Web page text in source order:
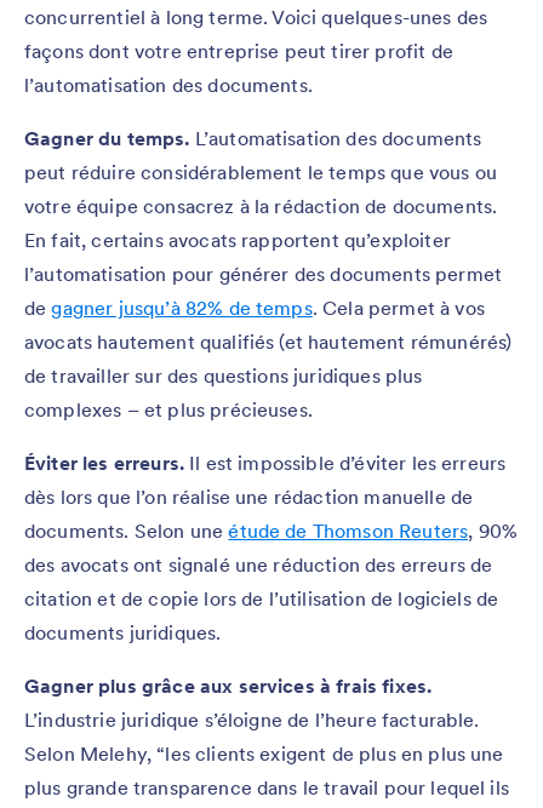
concurrentiel à long terme. Voici quelques-unes des
façons dont votre entreprise peut tirer profit de
l’automatisation des documents.
Gagner du temps. L’automatisation des documents
peut réduire considérablement le temps que vous ou
votre équipe consacrez à la rédaction de documents.
En fait, certains avocats rapportent qu’exploiter
l’automatisation pour générer des documents permet
degagner jusqu’à 82% de temps. Cela permet à vos
avocats hautement qualifiés (et hautement rémunérés)
de travailler sur des questions juridiques plus
complexes – et plus précieuses.
Éviter les erreurs. Il est impossible d’éviter les erreurs
dès lors que l’on réalise une rédaction manuelle de
documents. Selon uneétude de Thomson Reuters, 90%
des avocats ont signalé une réduction des erreurs de
citation et de copie lors de l’utilisation de logiciels de
documents juridiques.
Gagner plus grâce aux services à frais fixes.
L’industrie juridique s’éloigne de l’heure facturable.
Selon Melehy, “les clients exigent de plus en plus une
plus grande transparence dans le travail pour lequel ils